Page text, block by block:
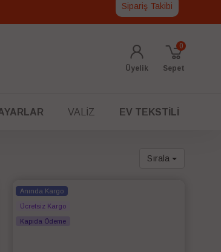
Sipariş Takibi
Üyelik Sepet
0
VALIZ EV TEKSTILI
Sırala
Anında Kargo
Ücretsiz Kargo
Kapıda Ödeme